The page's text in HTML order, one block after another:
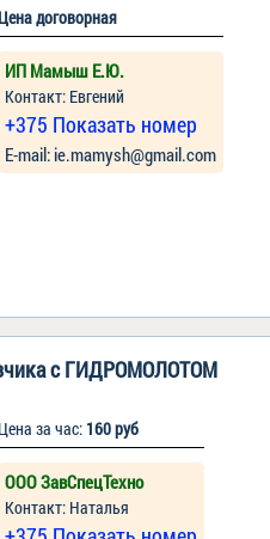
Цена договорная
ИП Мамыш Е.Ю.
Контакт: Евгений
+375 Показать номер
Е-mail: ie.mamysh@gmail.com
с ГИДРОМОЛОТОМ
Цена за час: 160 руб
ООО ЗавСпецТехно
Контакт: Наталья